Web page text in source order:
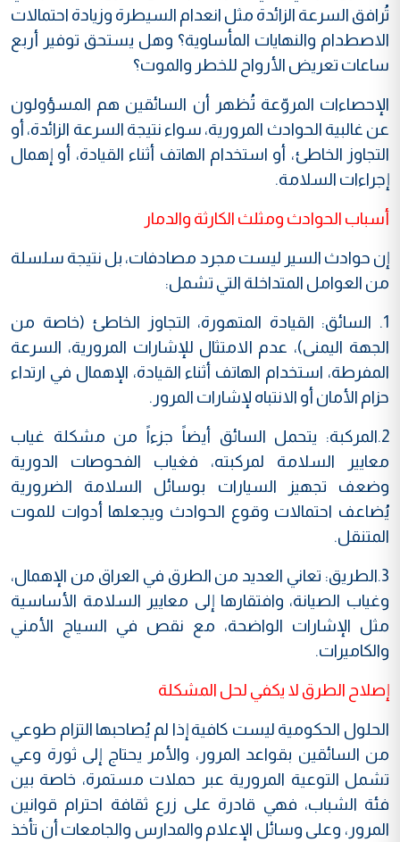
تُرافق السرعة الزائدة مثل انعدام السيطرة وزيادة احتمالات
الاصطدام والنهايات المأساوية؟ وهل يستحق توفير أربع
ساعات تعريض الأرواح للخطر والموت؟
الإحصاءات المروّعة تُظهر أن السائقين هم المسؤولون
عن غالبية الحوادث المرورية، سواء نتيجة السرعة الزائدة، أو
التجاوز الخاطئ، أو استخدام الهاتف أثناء القيادة، أو إهمال
إجراءات السلامة.
أسباب الحوادث ومثلث الكارثة والدمار
إن حوادث السير ليست مجرد مصادفات، بل نتيجة سلسلة
من العوامل المتداخلة التي تشمل:
1. السائق: القيادة المتهورة، التجاوز الخاطئ (خاصة من
الجهة اليمنى)، عدم الامتثال للإشارات المرورية، السرعة
المفرطة، استخدام الهاتف أثناء القيادة، الإهمال في ارتداء
حزام الأمان أو الانتباه لإشارات المرور.
2.المركبة: يتحمل السائق أيضاً جزءاً من مشكلة غياب
معايير السلامة لمركبته، فغياب الفحوصات الدورية
وضعف تجهيز السيارات بوسائل السلامة الضرورية
يُضاعف احتمالات وقوع الحوادث ويجعلها أدوات للموت
المتنقل.
3.الطريق: تعاني العديد من الطرق في العراق من الإهمال،
وغياب الصيانة، وافتقارها إلى معايير السلامة الأساسية
مثل الإشارات الواضحة، مع نقص في السياج الأمني
والكاميرات.
إصلاح الطرق لا يكفي لحل المشكلة
الحلول الحكومية ليست كافية إذا لم يُصاحبها التزام طوعي
من السائقين بقواعد المرور، والأمر يحتاج إلى ثورة وعي
تشمل التوعية المرورية عبر حملات مستمرة، خاصة بين
فئة الشباب، فهي قادرة على زرع ثقافة احترام قوانين
المرور، وعلى وسائل الإعلام والمدارس والجامعات أن تأخذ